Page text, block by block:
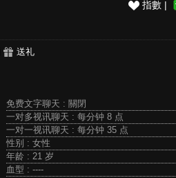
指數 |
送礼
免费文字聊天 : 關閉
一对多视讯聊天 : 每分钟 8 点
一对一视讯聊天 : 每分钟 35 点
性别 : 女性
年龄 : 21 岁
血型 : ----